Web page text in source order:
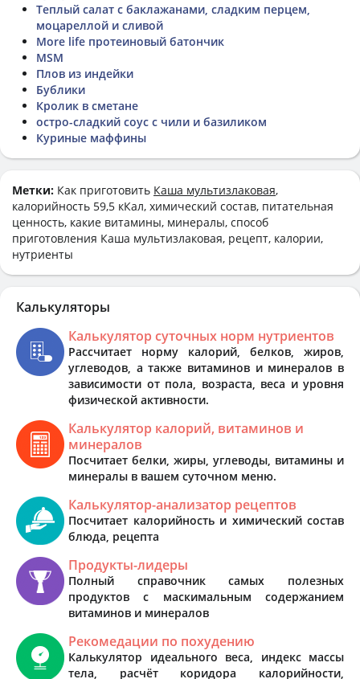
Теплый салат с баклажанами, сладким перцем,
моцареллой и сливой
More life протеиновый батончик
MSM
Плов из индейки
Бублики
Кролик в сметане
остро-сладкий соус с чили и базиликом
Куриные маффины
Метки: Как приготовить Каша мультизлаковая,
калорийность 59,5 кКал, химический состав, питательная
ценность, какие витамины, минералы, способ
приготовления Каша мультизлаковая, рецепт, калории,
нутриенты
Калькуляторы
Калькулятор суточных норм нутриентов
Рассчитает норму калорий, белков, жиров,
углеводов, а также витаминов и минералов в
зависимости от пола, возраста, веса и уровня
физической активности.
Калькулятор калорий, витаминов и
минералов
Посчитает белки, жиры, углеводы, витамины и
минералы в вашем суточном меню.
Калькулятор-анализатор рецептов
Посчитает калорийность и химический состав
блюда, рецепта
Продукты-лидеры
Полный справочник самых полезных
продуктов с маскимальным содержанием
витаминов и минералов
Рекомедации по похудению
Калькулятор идеального веса, индекс массы
тела, расчёт коридора калорийности,